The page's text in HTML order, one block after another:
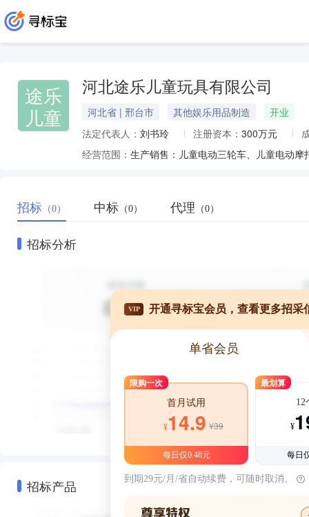
途乐
儿童
河北途乐儿童玩具有限公司
河北省 | 邢台市 其他娱乐用品制造
开业
法定代表人： 刘书玲 注册资本： 300万元
经营范围：
招标 （0） 中标 （0） 代理 （0）
招标分析
招标产品
VIP 开通寻标宝会员，查看更多招采
单省会员
限购一次
首月试用
¥14.9 ¥39
每日仅0.48元
最划算
12
¥
每日
到期29元/月/省自动续费，可随时取消。